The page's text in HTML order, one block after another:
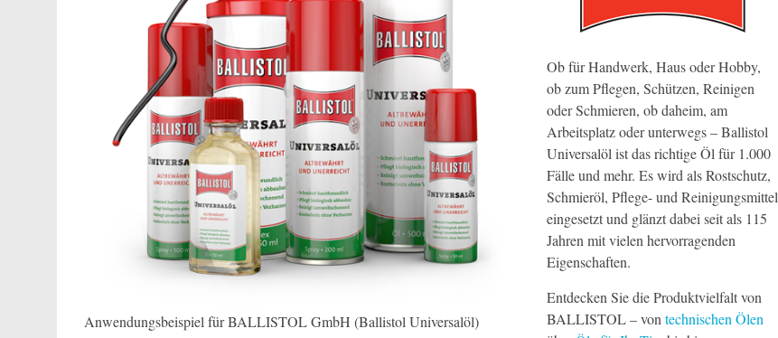
Anwendungsbeispiel für BALLISTOL GmbH (Ballistol Universalöl)
Ob für Handwerk, Haus oder Hobby,
ob zum Pflegen, Schützen, Reinigen
oder Schmieren, ob daheim, am
Arbeitsplatz oder unterwegs – Ballistol
Universalöl ist das richtige Öl für 1.000
Fälle und mehr. Es wird als Rostschutz,
Schmieröl, Pflege- und Reinigungsmittel
eingesetzt und glänzt dabei seit als 115
Jahren mit vielen hervorragenden
Eigenschaften.
Entdecken Sie die Produktvielfalt von
BALLISTOL – vontechnischen Ölen